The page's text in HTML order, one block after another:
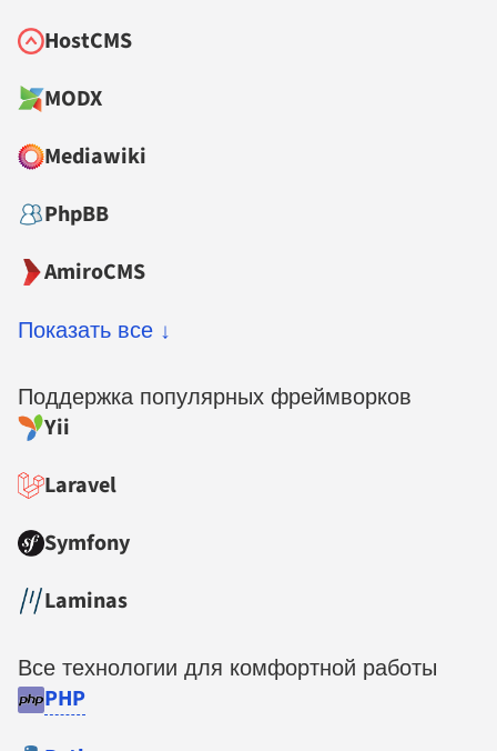
HostCMS
MODX
Mediawiki
PhpBB
AmiroCMS
Показать все ↓
Поддержка популярных фреймворков
Yii
Laravel
Symfony
Laminas
Все технологии для комфортной работы
PHP